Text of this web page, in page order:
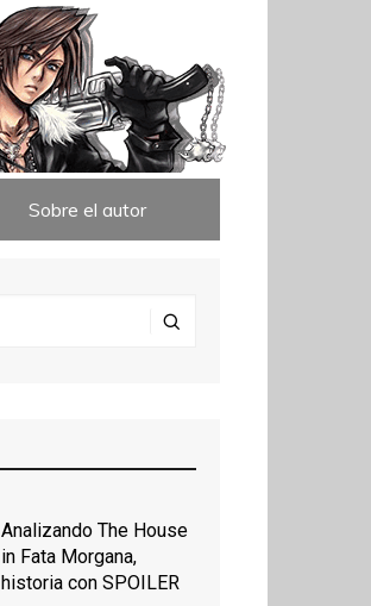
Sobre el autor
Analizando The House
in Fata Morgana,
historia con SPOILER